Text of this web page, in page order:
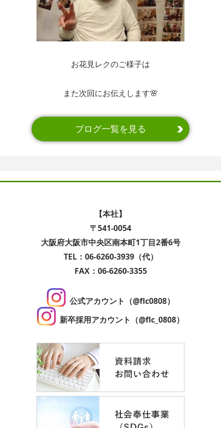
お花見レクのご様子は
また次回にお伝えします🌸
ブログ一覧を見る
【本社】
〒541-0054
大阪府大阪市中央区南本町1丁目2番6号
TEL：06-6260-3939（代）
FAX：06-6260-3355
公式アカウント（@flc0808）
新卒採用アカウント（@flc_0808）